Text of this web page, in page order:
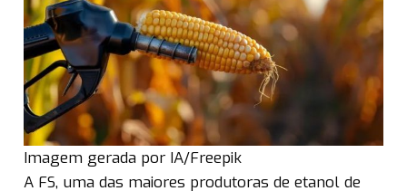
Imagem gerada por IA/Freepik
A FS, uma das maiores produtoras de etanol de